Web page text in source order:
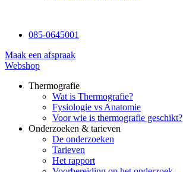
085-0645001
Maak een afspraak
Webshop
Thermografie
Wat is Thermografie?
Fysiologie vs Anatomie
Voor wie is thermografie geschikt?
Onderzoeken & tarieven
De onderzoeken
Tarieven
Het rapport